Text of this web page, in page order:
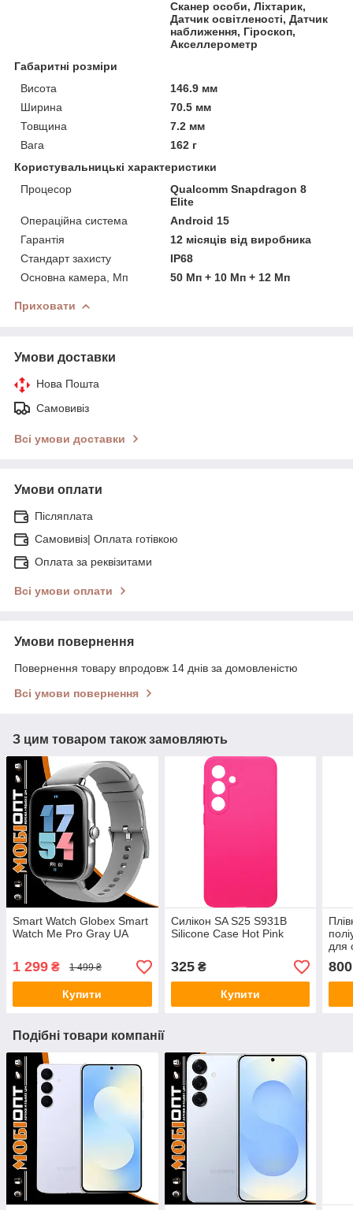
Сканер особи, Ліхтарик,
Датчик освітленості, Датчик
наближення, Гіроскоп,
Акселлерометр
Габаритні розміри
Висота
146.9 мм
Ширина
70.5 мм
Товщина
7.2 мм
Вага
162 г
Користувальницькі характеристики
Процесор
Qualcomm Snapdragon 8
Elite
Операційна система
Android 15
Гарантія
12 місяців від виробника
Стандарт захисту
IP68
Основна камера, Мп
50 Мп + 10 Мп + 12 Мп
Приховати
Умови доставки
Нова Пошта
Самовивіз
Всі умови доставки
Умови оплати
Післяплата
Самовивіз| Оплата готівкою
Оплата за реквізитами
Всі умови оплати
Умови повернення
Повернення товару впродовж 14 днів за домовленістю
Всі умови повернення
З цим товаром також замовляють
Smart Watch Globex Smart
Watch Me Pro Gray UA
1 299 ₴ 1 499 ₴
Купити
Силікон SA S25 S931B
Silicone Case Hot Pink
325₴
Купити
для
800
Подібні товари компанії